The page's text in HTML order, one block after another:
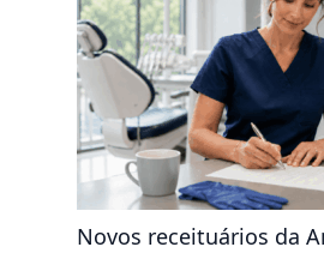
Novos receituários da